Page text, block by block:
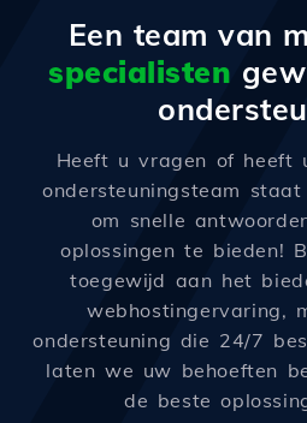
Een team van
specialisten
Heeft u vragen of heeft
ondersteuningsteam
om snelle
oplossingen te bieden!
toegewijd aan het
webhostingervaring,
ondersteuning die 24/7
laten we uw behoeften
de beste